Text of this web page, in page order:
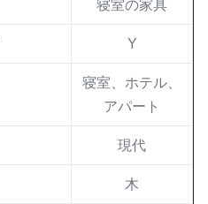
寝室の家具
Y
寝室、ホテル、
アパート
現代
木